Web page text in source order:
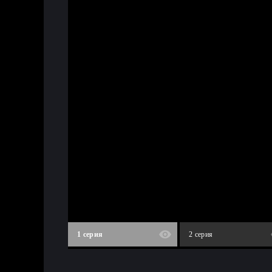
1 серия 2 серия